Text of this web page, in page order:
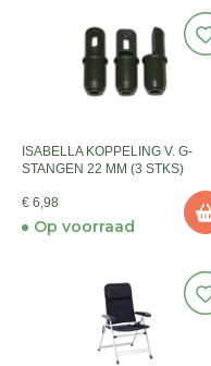
ISABELLA KOPPELING V. G-
STANGEN 22 MM (3 STKS)
€ 6,98
Op voorraad